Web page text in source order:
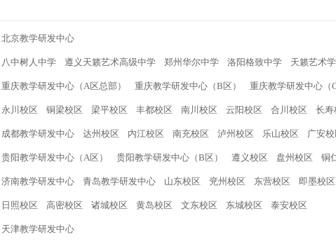
北京教学研发中心
八中树人中学 遵义天籁艺术高级中学 郑州华尔中学 洛阳格致中学 天籁艺术
重庆教学研发中心（A区总部） 重庆教学研发中心（B区） 重庆教学研发中心（C
永川校区 铜梁校区 梁平校区 丰都校区 南川校区 云阳校区 合川校区 长寿
成都教学研发中心 达州校区 内江校区 南充校区 泸州校区 乐山校区 广安校
贵阳教学研发中心（A区） 贵阳教学研发中心（B区） 遵义校区 盘州校区 铜
济南教学研发中心 青岛教学研发中心 山东校区 兖州校区 东营校区 即墨校区
日照校区 高密校区 诸城校区 黄岛校区 文东校区 东城校区 泰安校区
天津教学研发中心